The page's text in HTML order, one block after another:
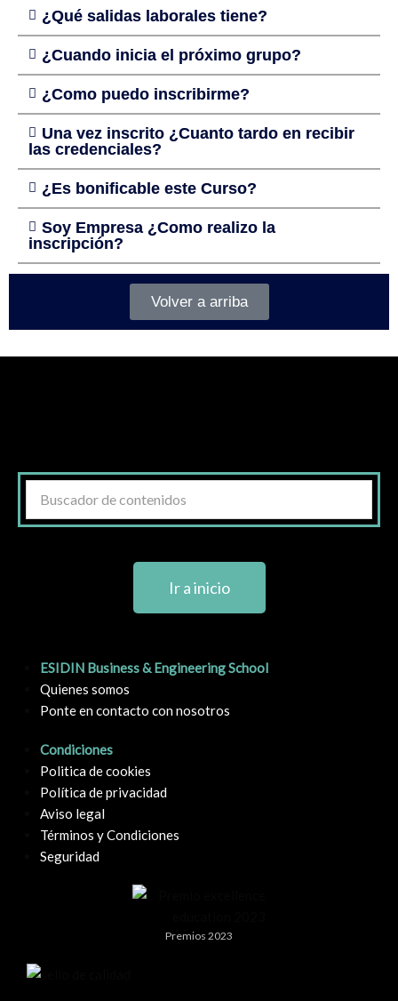
¿Qué salidas laborales tiene?
¿Cuando inicia el próximo grupo?
¿Como puedo inscribirme?
Una vez inscrito ¿Cuanto tardo en recibir
las credenciales?
¿Es bonificable este Curso?
Soy Empresa ¿Como realizo la
inscripción?
Volver a arriba
Ir a inicio
ESIDIN Business & Engineering School
Quienes somos
Ponte en contacto con nosotros
Condiciones
Politica de cookies
Política de privacidad
Aviso legal
Términos y Condiciones
Seguridad
Premios 2023